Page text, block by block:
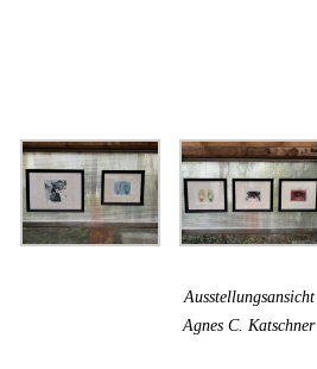
Ausstellungsansicht
Agnes C. Katschner